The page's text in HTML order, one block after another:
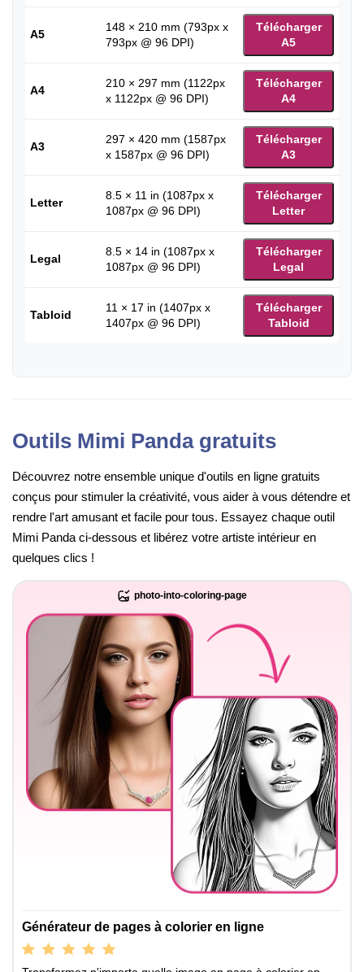
A5
148 × 210 mm (793px x
793px @ 96 DPI)
Télécharger
A5
A4
210 × 297 mm (1122px
x 1122px @ 96 DPI)
Télécharger
A4
A3
297 × 420 mm (1587px
x 1587px @ 96 DPI)
Télécharger
A3
Letter
8.5 × 11 in (1087px x
1087px @ 96 DPI)
Télécharger
Letter
Legal
8.5 × 14 in (1087px x
1087px @ 96 DPI)
Télécharger
Legal
Tabloid
11 × 17 in (1407px x
1407px @ 96 DPI)
Télécharger
Tabloid
Outils Mimi Panda gratuits
Découvrez notre ensemble unique d'outils en ligne gratuits
conçus pour stimuler la créativité, vous aider à vous détendre et
rendre l'art amusant et facile pour tous. Essayez chaque outil
Mimi Panda ci-dessous et libérez votre artiste intérieur en
quelques clics !
photo-into-coloring-page
Générateur de pages à colorier en ligne